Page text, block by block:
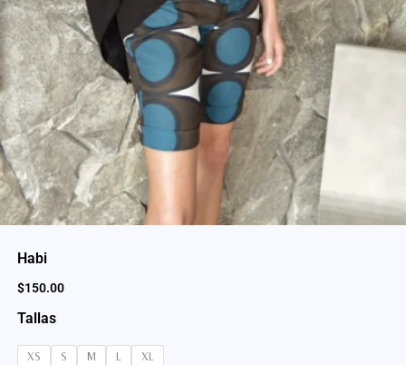
Habi
$150.00
Tallas
XS S M L XL